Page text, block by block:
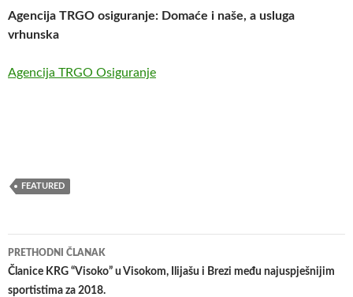
Agencija TRGO osiguranje: Domaće i naše, a usluga
vrhunska
Agencija TRGO Osiguranje
FEATURED
Navigacija
članaka
PRETHODNI ČLANAK
Članice KRG “Visoko” u Visokom, Ilijašu i Brezi među najuspješnijim
sportistima za 2018.